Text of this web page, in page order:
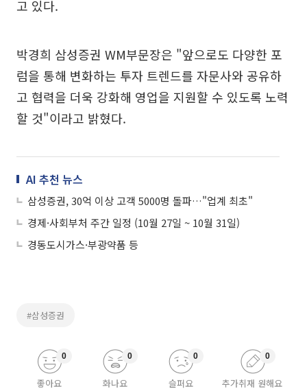
고 있다.
박경희 삼성증권 WM부문장은 "앞으로도 다양한 포
럼을 통해 변화하는 투자 트렌드를 자문사와 공유하
고 협력을 더욱 강화해 영업을 지원할 수 있도록 노력
할 것"이라고 밝혔다.
AI 추천 뉴스
삼성증권, 30억 이상 고객 5000명 돌파…"업계 최초"
경제·사회부처 주간 일정 (10월 27일 ~ 10월 31일)
경동도시가스·부광약품 등
#삼성증권
좋아요
0
화나요
0
슬퍼요
0
추가취재 원해요
0